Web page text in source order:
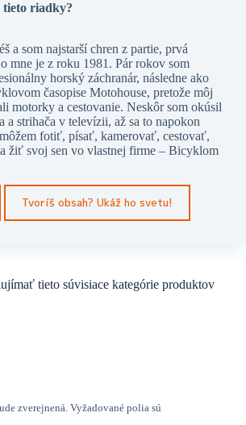
tieto riadky?
a som najstarší chren z partie, prvá
mne je z roku 1981. Pár rokov som
horský záchranár, následne ako
časopise Motohouse, pretože môj
motorky a cestovanie. Neskôr som okúsil
a strihača v televízii, až sa to napokon
fotiť, písať, kamerovať, cestovať,
žiť svoj sen vo vlastnej firme – Bicyklom
Tvoríš obsah? Ukáž ho svetu!
tieto súvisiace kategórie produktov
zverejnená. Vyžadované polia sú